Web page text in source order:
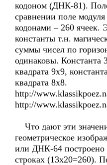
кодоном (ДНК-81).
сравнении поле
кодонами – 260 ячеек.
константы т.н.
суммы чисел по
одинаковы. Константа
квадрата 9х9,
квадрата 8х8.
http://
http://
Что дают эти
геометрическое
или ДНК-64 построено
строках (13х20=260).